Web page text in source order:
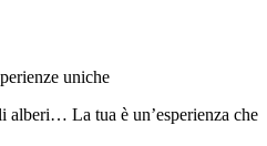
uniche
alberi… La tua è un’esperienza che